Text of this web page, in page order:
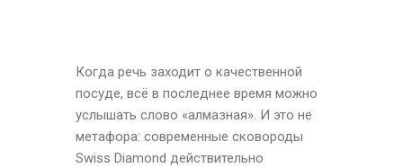
Когда речь заходит о качественной
посуде, всё в последнее время можно
услышать слово «алмазная». И это не
метафора: современные сковороды
Swiss Diamond действительно